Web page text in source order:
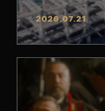
2026.07.21